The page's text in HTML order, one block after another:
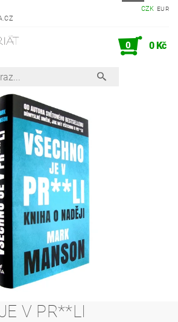
CZK EUR
0 0 Kč
V PR**LI